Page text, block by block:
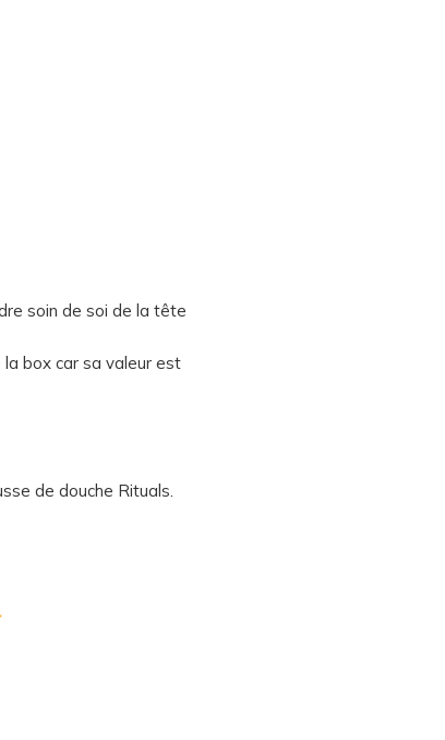
soin de soi de la tête
la box car sa valeur est
de douche Rituals.